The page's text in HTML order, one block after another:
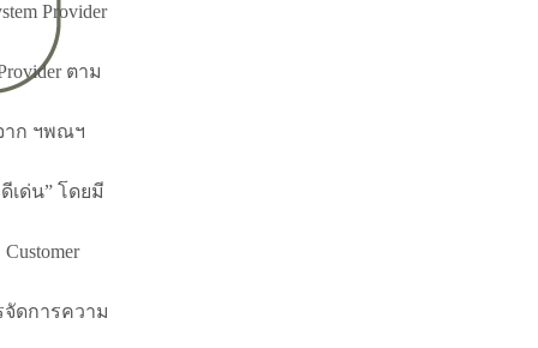
Provider
ตาม
าก ฯพณฯ
เด่น” โดยมี
จัดการความ